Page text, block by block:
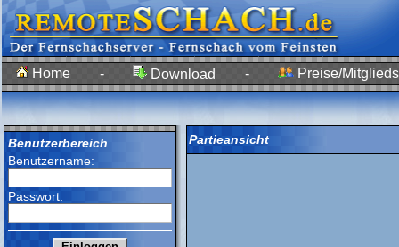
Home - Download - Preise/
Benutzerbereich
Benutzername:
Passwort:
Partieansicht